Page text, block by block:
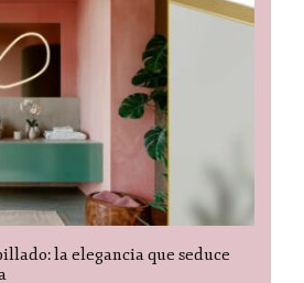
la elegancia que seduce